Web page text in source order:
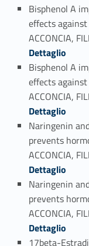
Bisphenol A
effects
ACCONCIA,
Dettaglio
Bisphenol A
effects
ACCONCIA,
Dettaglio
Naringenin
prevents
ACCONCIA,
Dettaglio
Naringenin
prevents
ACCONCIA,
Dettaglio
17beta-